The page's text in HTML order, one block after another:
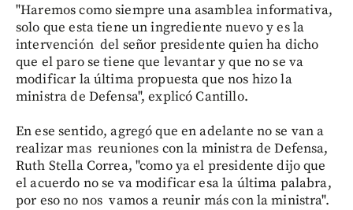
"Haremos como siempre una asamblea informativa,
solo que esta tiene un ingrediente nuevo y es la
intervención del señor presidente quien ha dicho
que el paro se tiene que levantar y que no se va
modificar la última propuesta que nos hizo la
ministra de Defensa", explicó Cantillo.
En ese sentido, agregó que en adelante no se van a
realizar mas reuniones con la ministra de Defensa,
Ruth Stella Correa, "como ya el presidente dijo que
el acuerdo no se va modificar esa la última palabra,
por eso no nos vamos a reunir más con la ministra".